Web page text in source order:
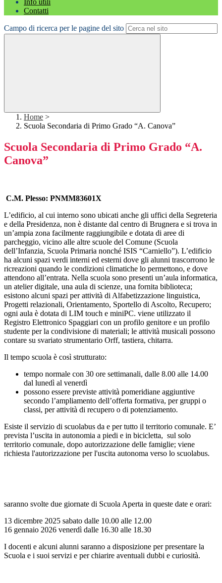
Info utili
Contatti
Campo di ricerca per le pagine del sito
Home >
Scuola Secondaria di Primo Grado “A. Canova”
Scuola Secondaria di Primo Grado “A.
Canova”
C.M. Plesso: PNMM83601X
L’edificio, al cui interno sono ubicati anche gli uffici della Segreteria
e della Presidenza, non è distante dal centro di Brugnera e si trova in
un’ampia zona facilmente raggiungibile e dotata di aree di
parcheggio, vicino alle altre scuole del Comune (Scuola
dell’Infanzia, Scuola Primaria nonché ISIS “Carniello”). L’edificio
ha alcuni spazi verdi interni ed esterni dove gli alunni trascorrono le
ricreazioni quando le condizioni climatiche lo permettono, e dove
attendono all’entrata. Nella scuola sono presenti un’aula informatica,
un atelier digitale, una aula di scienze, una fornita biblioteca;
esistono alcuni spazi per attività di Alfabetizzazione linguistica,
Progetti relazionali, Orientamento, Sportello di Ascolto, Recupero;
ogni aula è dotata di LIM touch e miniPC. viene utilizzato il
Registro Elettronico Spaggiari con un profilo genitore e un profilo
studente per la condivisione di materiali; le attività musicali possono
contare su svariato strumentario Orff, tastiera, chitarra.
Il tempo scuola è così strutturato:
tempo normale con 30 ore settimanali, dalle 8.00 alle 14.00
dal lunedì al venerdì
possono essere previste attività pomeridiane aggiuntive
secondo l’ampliamento dell’offerta formativa, per gruppi o
classi, per attività di recupero o di potenziamento.
Esiste il servizio di scuolabus da e per tutto il territorio comunale. E’
prevista l’uscita in autonomia a piedi e in bicicletta, sul solo
territorio comunale, dopo autorizzazione delle famiglie; viene
richiesta l'autorizzazione per l'uscita autonoma verso lo scuolabus.
saranno svolte due giornate di Scuola Aperta in queste date e orari:
13 dicembre 2025 sabato dalle 10.00 alle 12.00
16 gennaio 2026 venerdì dalle 16.30 alle 18.30
I docenti e alcuni alunni saranno a disposizione per presentare la
Scuola e i suoi servizi e per chiarire aventuali dubbi e curiosità.